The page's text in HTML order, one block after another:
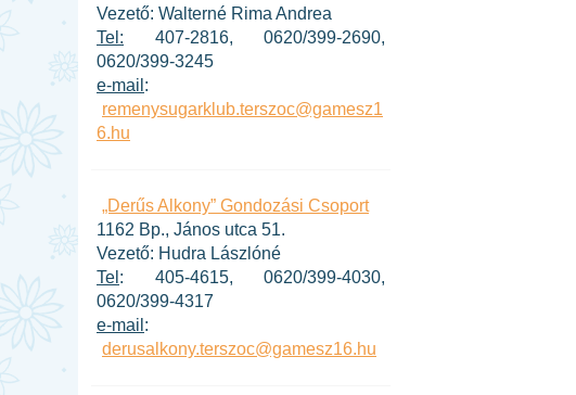
Vezető: Walterné Rima Andrea
Tel: 407-2816, 0620/399-2690,
0620/399-3245
e-mail :
remenysugarklub.terszoc@gamesz1
6.hu
„Derűs Alkony” Gondozási Csoport
1162 Bp., János utca 51.
Vezető: Hudra Lászlóné
Tel : 405-4615, 0620/399-4030,
0620/399-4317
e-mail :
derusalkony.terszoc@gamesz16.hu